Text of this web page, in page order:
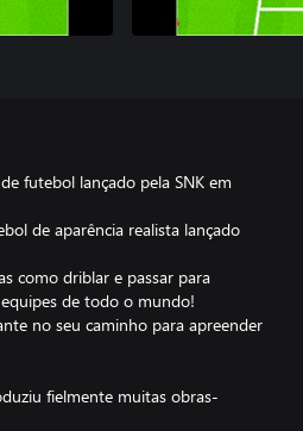
futebol lançado pela SNK em
de aparência realista lançado
como driblar e passar para
de todo o mundo!
no seu caminho para apreender
fielmente muitas obras-